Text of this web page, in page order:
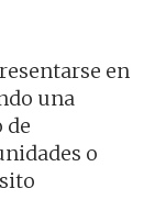
en
una
de
o